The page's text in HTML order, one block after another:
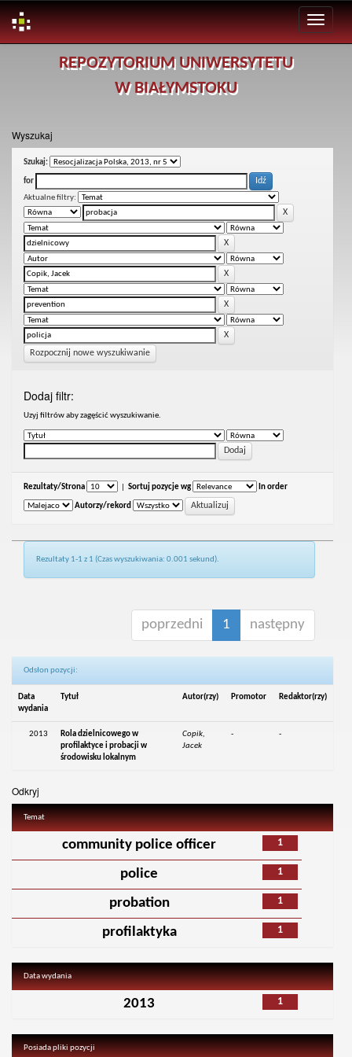
REPOZYTORIUM UNIWERSYTETU
W BIAŁYMSTOKU
Wyszukaj
Szukaj:
for
Aktualne filtry:
Rozpocznij nowe wyszukiwanie
Dodaj filtr:
Uzyj filtrów aby zagęścić wyszukiwanie.
Rezultaty/Strona Sortuj pozycje wg In order
Autorzy/rekord
Rezultaty 1-1 z 1 (Czas wyszukiwania: 0.001 sekund).
poprzedni 1 następny
Odsłon pozycji:
Data
wydania
Tytuł Autor(rzy) Promotor Redaktor(rzy)
2013
Rola dzielnicowego w
profilaktyce i probacji w
środowisku lokalnym
Copik,
Jacek
- -
Odkryj
Temat
1
community police officer
1
police
1
probation
1
profilaktyka
Data wydania
1
2013
Posiada pliki pozycji